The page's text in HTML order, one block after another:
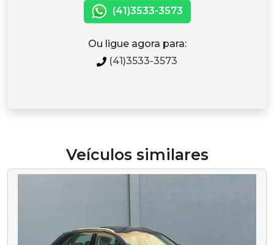
(41)3533-3573
Ou ligue agora para:
(41)3533-3573
Veículos similares